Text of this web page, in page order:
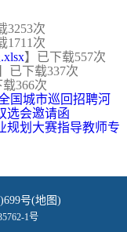
3253次
1711 次
】已下载557次
已下载337次
载366次
国城市巡回招聘河
选会邀请函
规划大赛指导教师专
号(地图)
1号